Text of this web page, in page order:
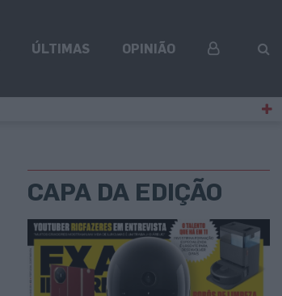
ÚLTIMAS OPINIÃO
CAPA DA EDIÇÃO